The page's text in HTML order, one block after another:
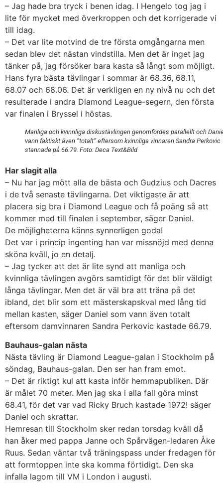
– Jag hade bra tryck i benen idag. I Hengelo tog jag i
lite för mycket med överkroppen och det korrigerade vi
till idag.
– Det var lite motvind de tre första omgångarna men
sedan blev det nästan vindstilla. Men det är inget jag
tänker på, jag försöker bara kasta så långt som möjligt.
Hans fyra bästa tävlingar i sommar är 68.36, 68.11,
68.07 och 68.06. Det är verkligen en ny nivå nu och det
resulterade i andra Diamond League-segern, den första
var finalen i Bryssel i höstas.
Manliga och kvinnliga diskustävlingen genomfördes parallellt och
vann faktiskt även ”totalt” eftersom kvinnliga vinnaren Sandra Perkovic
stannade på 66.79. Foto: Deca Text&Bild
Har slagit alla
– Nu har jag mött alla de bästa och Gudzius och Dacres
i de två senaste tävlingarna. Det viktigaste är att
placera sig bra i Diamond League och få poäng så att
kommer med till finalen i september, säger Daniel.
De möjligheterna känns synnerligen goda!
Det var i princip ingenting han var missnöjd med denna
sköna kväll, jo en detalj.
– Jag tycker att det är lite synd att manliga och
kvinnliga tävlingen avgörs samtidigt för det blir väldigt
långa tävlingar. Men det är väl bra att träna på det
ibland, det blir som ett mästerskapskval med lång tid
mellan kasten, säger Daniel som vann även totalt
eftersom damvinnaren Sandra Perkovic kastade 66.79.
Bauhaus-galan nästa
Nästa tävling är Diamond League-galan i Stockholm på
söndag, Bauhaus-galan. Den ser han fram emot.
– Det är riktigt kul att kasta inför hemmapubliken. Där
är målet 70 meter. Men jag ska i alla fall göra minst
68.41, för det var vad Ricky Bruch kastade 1972! säger
Daniel och skrattar.
Hemresan till Stockholm sker redan torsdag kväll då
han åker med pappa Janne och Spårvägen-ledaren Åke
Ruus. Sedan väntar två träningspass under fredagen för
att formtoppen inte ska komma förtidigt. Den ska
infalla lagom till VM i London i augusti.